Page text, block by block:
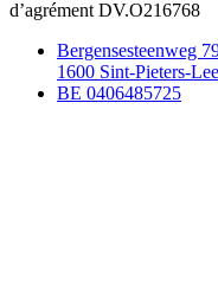
d’agrément DV.O216768
Bergensesteenweg
1600 Sint-Pieters-
BE 0406485725